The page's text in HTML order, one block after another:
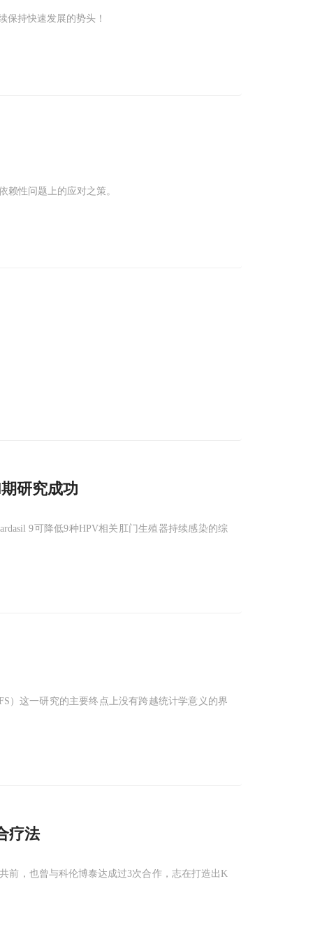
保持快速发展的势头！
赖性问题上的应对之策。
研究成功
9可降低9种HPV相关肛门生殖器持续感染的综
）这一研究的主要终点上没有跨越统计学意义的界
疗法
前，也曾与科伦博泰达成过3次合作，志在打造出K